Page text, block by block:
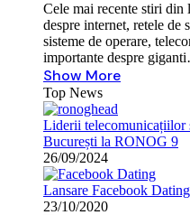
Cele mai recente stiri
despre internet, retele de
sisteme de operare,
importante despre
Show More
Top News
Liderii telecomunicațiilor
București la RONOG 9
26/09/2024
Lansare Facebook
23/10/2020